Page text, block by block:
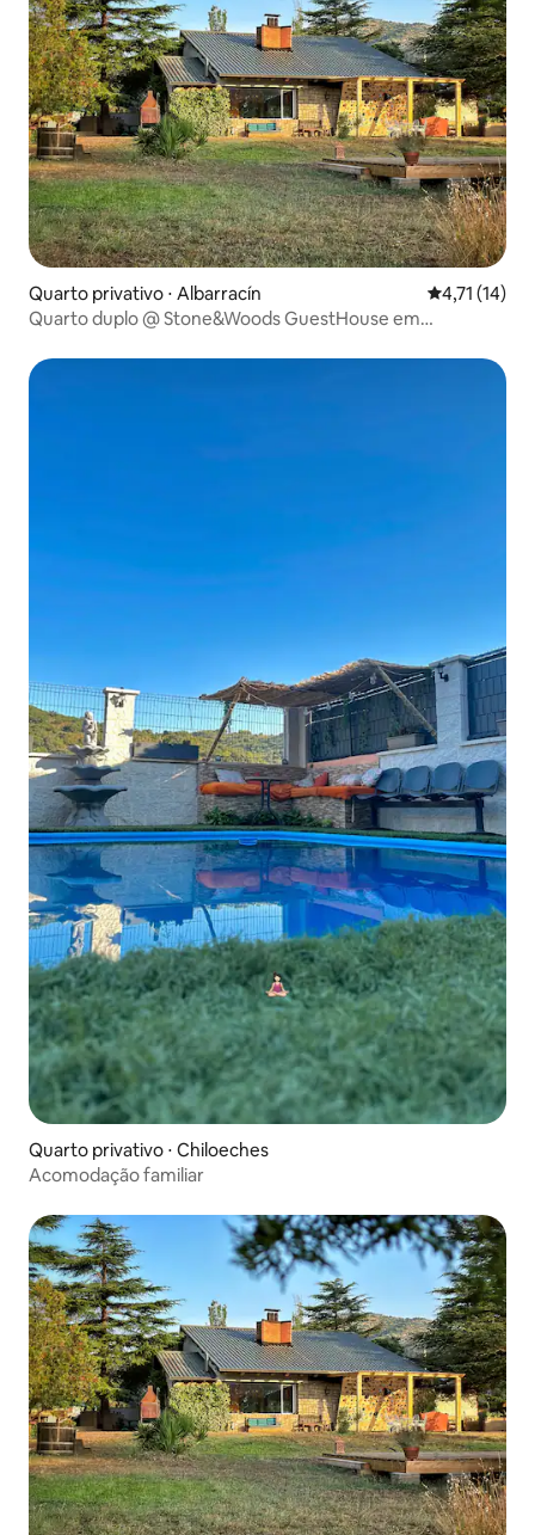
Quarto privativo ⋅ Albarracín 4,71 de uma
4,71 (14)
Quarto duplo @ Stone&Woods GuestHouse em
Quarto privativo ⋅ Chiloeches
Acomodação familiar